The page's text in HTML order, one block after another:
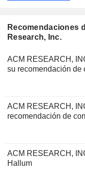
Recomendaciones
Research, Inc.
ACM RESEARCH,
su recomendación de
ACM RESEARCH,
recomendación de
ACM RESEARCH,
Hallum